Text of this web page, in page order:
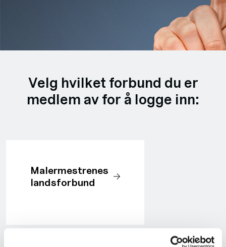
Velg hvilket forbund du er
medlem av for å logge inn:
Malermestrenes
landsforbund